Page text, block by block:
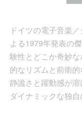
ドイツの電子音楽
よる1979年発表の
験性とどこか奇妙
的なリズムと前衛的
静謐さと躍動感が
ダイナミックな独自